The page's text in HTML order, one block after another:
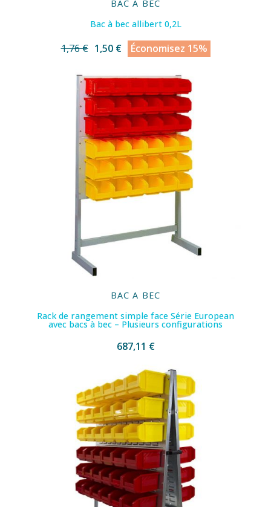
BAC A BEC
Bac à bec allibert 0,2L
1,76 € 1,50 € Économisez 15%
BAC A BEC
Rack de rangement simple face Série European
avec bacs à bec – Plusieurs configurations
687,11 €